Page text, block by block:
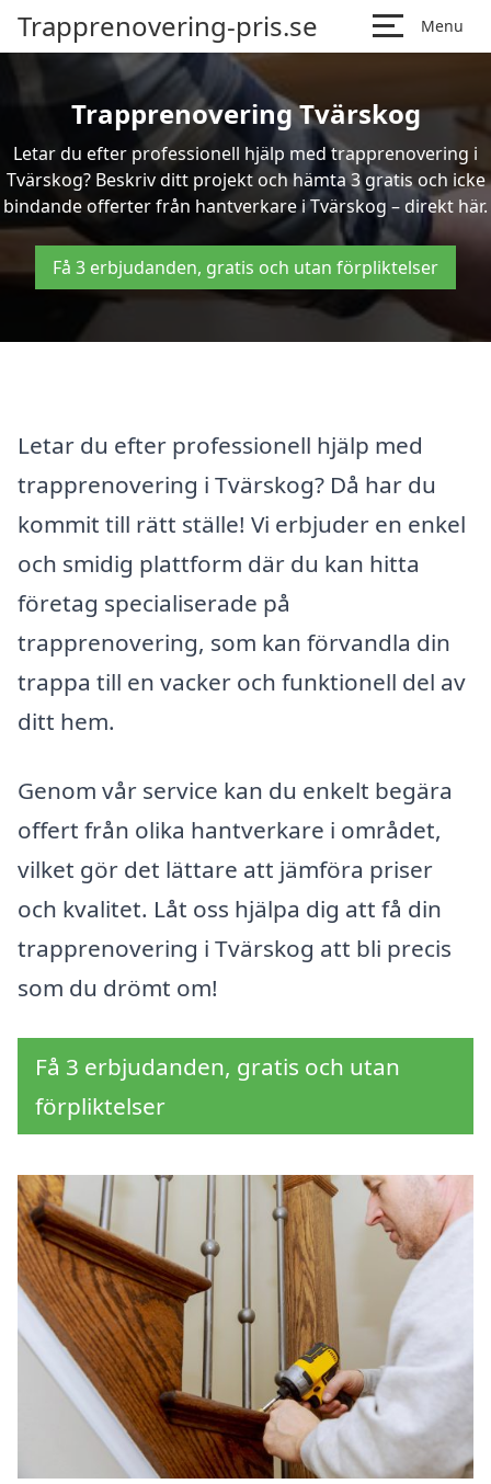
Trapprenovering-pris.se Menu
Trapprenovering Tvärskog
Letar du efter professionell hjälp med trapprenovering i
Tvärskog? Beskriv ditt projekt och hämta 3 gratis och icke
bindande offerter från hantverkare i Tvärskog – direkt här.
Få 3 erbjudanden, gratis och utan förpliktelser
Letar du efter professionell hjälp med
trapprenovering i Tvärskog? Då har du
kommit till rätt ställe! Vi erbjuder en enkel
och smidig plattform där du kan hitta
företag specialiserade på
trapprenovering, som kan förvandla din
trappa till en vacker och funktionell del av
ditt hem.
Genom vår service kan du enkelt begära
offert från olika hantverkare i området,
vilket gör det lättare att jämföra priser
och kvalitet. Låt oss hjälpa dig att få din
trapprenovering i Tvärskog att bli precis
som du drömt om!
Få 3 erbjudanden, gratis och utan
förpliktelser